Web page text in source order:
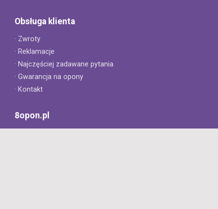
Obsługa klienta
· Zwroty
· Reklamacje
· Najczęściej zadawane pytania
· Gwarancja na opony
· Kontakt
8opon.pl